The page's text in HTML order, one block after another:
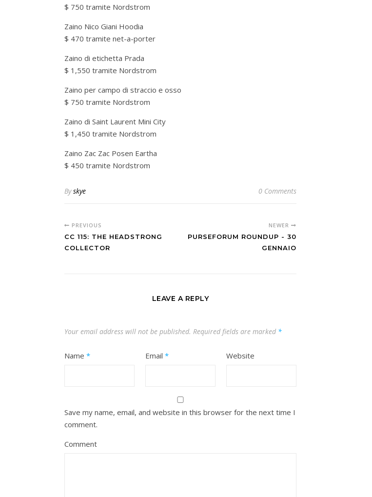
$ 750 tramite Nordstrom
Zaino Nico Giani Hoodia
$ 470 tramite net-a-porter
Zaino di etichetta Prada
$ 1,550 tramite Nordstrom
Zaino per campo di straccio e osso
$ 750 tramite Nordstrom
Zaino di Saint Laurent Mini City
$ 1,450 tramite Nordstrom
Zaino Zac Zac Posen Eartha
$ 450 tramite Nordstrom
Byskye 0 Comments
PREVIOUS
CC 115: THE HEADSTRONG
COLLECTOR
NEWER
PURSEFORUM ROUNDUP - 30
GENNAIO
LEAVE A REPLY
Your email address will not be published. Required fields are marked *
Name * Email * Website
Save my name, email, and website in this browser for the next time I
comment.
Comment